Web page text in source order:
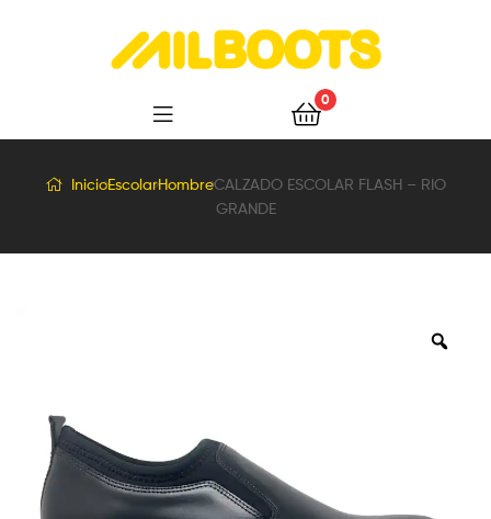
0
InicioEscolarHombreCALZADO ESCOLAR FLASH – RIO
GRANDE